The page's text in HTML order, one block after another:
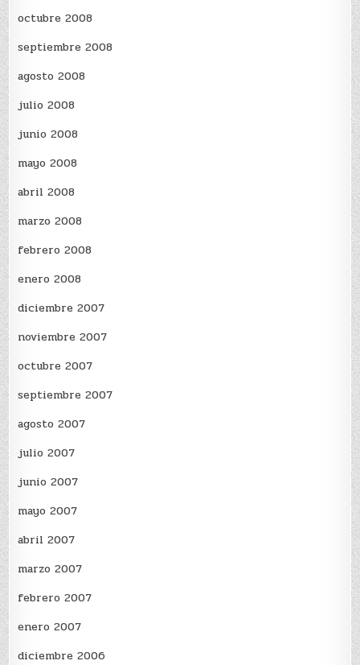
octubre 2008
septiembre 2008
agosto 2008
julio 2008
junio 2008
mayo 2008
abril 2008
marzo 2008
febrero 2008
enero 2008
diciembre 2007
noviembre 2007
octubre 2007
septiembre 2007
agosto 2007
julio 2007
junio 2007
mayo 2007
abril 2007
marzo 2007
febrero 2007
enero 2007
diciembre 2006